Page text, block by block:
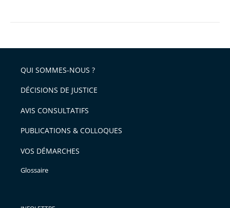
QUI SOMMES-NOUS ?
DÉCISIONS DE JUSTICE
AVIS CONSULTATIFS
PUBLICATIONS & COLLOQUES
VOS DÉMARCHES
Glossaire